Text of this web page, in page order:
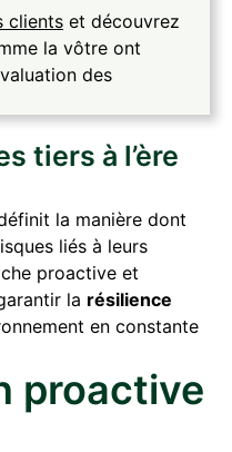
clients et découvrez
la vôtre ont
des
tiers à l’ère
la manière dont
liés à leurs
proactive et
la résilience
en constante
proactive